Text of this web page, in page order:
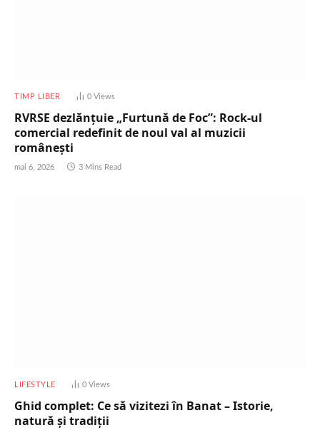
TIMP LIBER 0 Views
RVRSE dezlănțuie „Furtună de Foc”: Rock-ul
comercial redefinit de noul val al muzicii
românești
mai 6, 2026 3 Mins Read
LIFESTYLE 0 Views
Ghid complet: Ce să vizitezi în Banat – Istorie,
natură și tradiții